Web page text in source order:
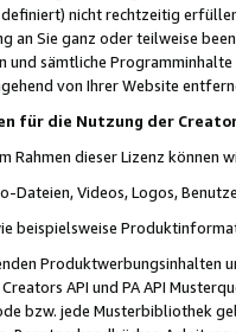
nicht rechtzeitig
an Sie ganz oder teilweise
und sämtliche
von Ihrer Website
für die Nutzung der
Rahmen dieser Lizenz können
Dateien, Videos, Logos,
beispielsweise
Produktwerbungsinhalten
API und PA API
bzw. jede Musterbibliothek